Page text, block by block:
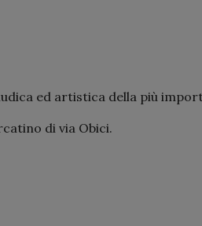
ed artistica della più
di via Obici.